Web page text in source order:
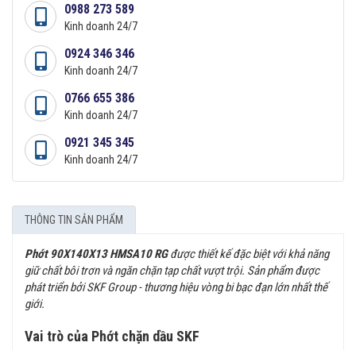
0988 273 589
Kinh doanh 24/7
0924 346 346
Kinh doanh 24/7
0766 655 386
Kinh doanh 24/7
0921 345 345
Kinh doanh 24/7
THÔNG TIN SẢN PHẨM
Phớt 90X140X13 HMSA10 RGđược thiết kế đặc biệt với khả năng
giữ chất bôi trơn và ngăn chặn tạp chất vượt trội. Sản phẩm được
phát triển bởi SKF Group - thương hiệu vòng bi bạc đạn lớn nhất thế
giới.
Vai trò của Phớt chặn dầu SKF